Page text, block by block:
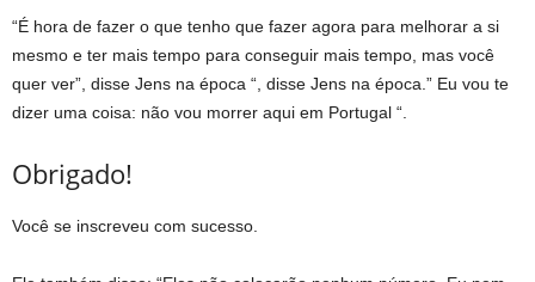
“É hora de fazer o que tenho que fazer agora para melhorar a si
mesmo e ter mais tempo para conseguir mais tempo, mas você
quer ver”, disse Jens na época “, disse Jens na época.” Eu vou te
dizer uma coisa: não vou morrer aqui em Portugal “.
Obrigado!
Você se inscreveu com sucesso.